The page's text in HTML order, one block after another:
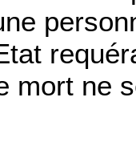
mort ne